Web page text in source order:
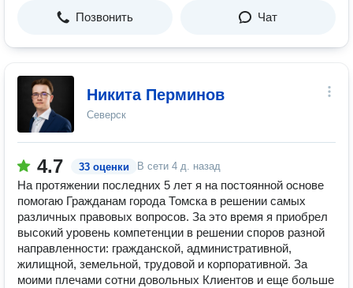
Позвонить Чат
Никита Перминов
Северск
4.7 33 оценки В сети 4 д. назад
На протяжении последних 5 лет я на постоянной основе
помогаю Гражданам города Томска в решении самых
различных правовых вопросов. За это время я приобрел
высокий уровень компетенции в решении споров разной
направленности: гражданской, административной,
жилищной, земельной, трудовой и корпоративной. За
моими плечами сотни довольных Клиентов и еще больше